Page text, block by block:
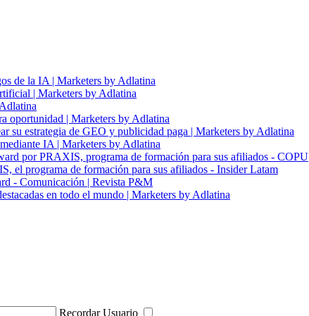
de la IA | Marketers by Adlatina
| Marketers by Adlatina
oportunidad | Marketers by Adlatina
su estrategia de GEO y publicidad paga | Marketers by Adlatina
IA | Marketers by Adlatina
por PRAXIS, programa de formación para sus afiliados - COPU
el programa de formación para sus afiliados - Insider Latam
- Comunicación | Revista P&M
en todo el mundo | Marketers by Adlatina
Recordar Usuario